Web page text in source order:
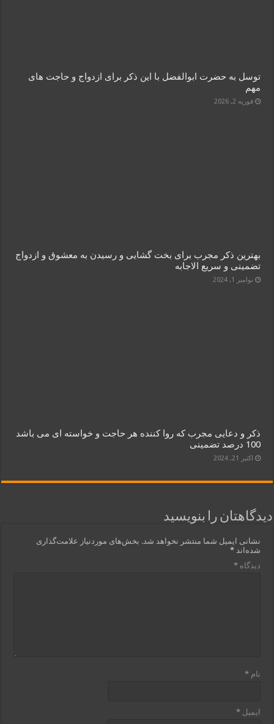
توسل به حضرت ابوالفضل با این ذکر برای ازدواج و حاجت‌ های
مهم
فوریه 2, 2026
بهترین ذکر مجرب برای بخت گشایی و رسیدن به معشوق و ازدواج
تضمینی و سریع الاجابه
نوامبر 1, 2024
ذکر و دعایی مجرب که روا کننده هر حاجت و خواسته ای می باشد
100 درصد تضمینی
اکتبر 21, 2024
دیدگاهتان را بنویسید
نشانی ایمیل شما منتشر نخواهد شد. بخش‌های موردنیاز علامت‌گذاری
شده‌اند*
دیدگاه*
نام*
ایمیل*